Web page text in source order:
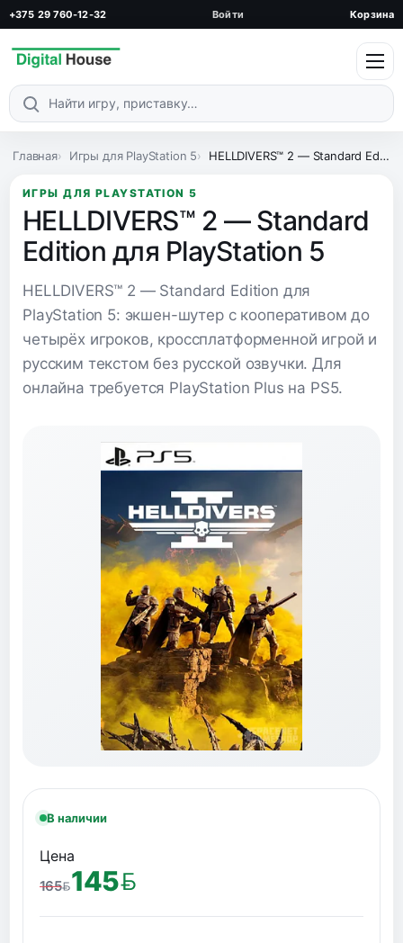
+375 29 760-12-32 Войти Корзина
Поиск по каталогу
Главная Игры для PlayStation 5 HELLDIVERS™ 2 — Standard Edition для PlayStation 5
ИГРЫ ДЛЯ PLAYSTATION 5
HELLDIVERS™ 2 — Standard
Edition для PlayStation 5
HELLDIVERS™ 2 — Standard Edition для
PlayStation 5: экшен-шутер с кооперативом до
четырёх игроков, кроссплатформенной игрой и
русским текстом без русской озвучки. Для
онлайна требуется PlayStation Plus на PS5.
В наличии
Цена
165
BYN 145
BYN